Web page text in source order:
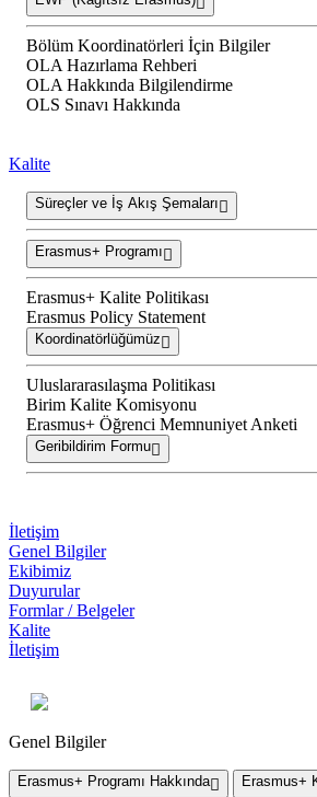
Bölüm Koordinatörleri İçin Bilgiler
OLA Hazırlama Rehberi
OLA Hakkında Bilgilendirme
OLS Sınavı Hakkında
Kalite
Süreçler ve İş Akış Şemaları
Erasmus+ Programı
Erasmus+ Kalite Politikası
Erasmus Policy Statement
Koordinatörlüğümüz
Uluslararasılaşma Politikası
Birim Kalite Komisyonu
Erasmus+ Öğrenci Memnuniyet Anketi
Geribildirim Formu
İletişim
Genel Bilgiler
Ekibimiz
Duyurular
Formlar / Belgeler
Kalite
İletişim
Genel Bilgiler
Erasmus+ Programı Hakkında Erasmus+